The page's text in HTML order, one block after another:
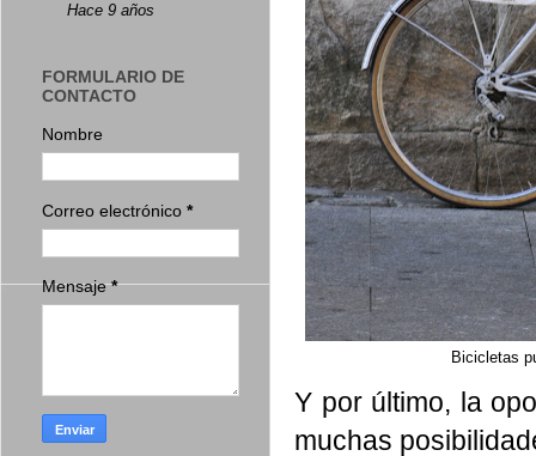
Bicicletas
Y por último, la
muchas
Hace 9 años
FORMULARIO DE
CONTACTO
Nombre
Correo electrónico *
Mensaje*